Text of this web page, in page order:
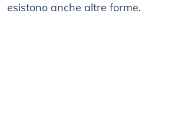
esistono anche altre forme.